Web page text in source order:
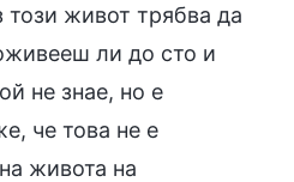
този живот трябва да
ли до сто и
не знае, но е
че това не е
живота на